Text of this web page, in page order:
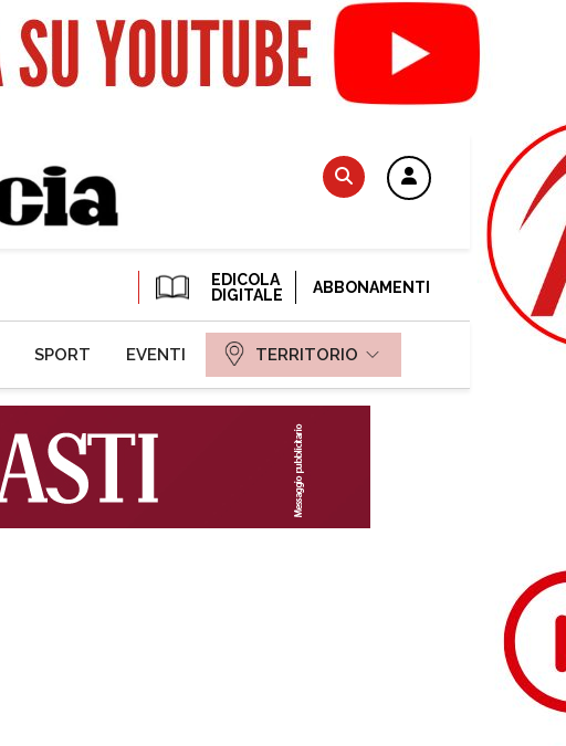
EDICOLA
DIGITALE
ABBONAMENTI
SPORT EVENTI TERRITORIO